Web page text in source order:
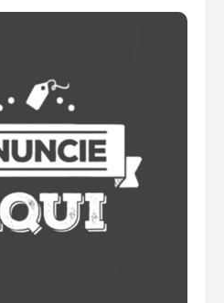
qui 06/08/2026 • 15:09
Entenda o que muda com a
nova Lei do Frete
qui 06/08/2026 • 15:00
Estudo sobre hepatites virais
panorama da doença
onze anos